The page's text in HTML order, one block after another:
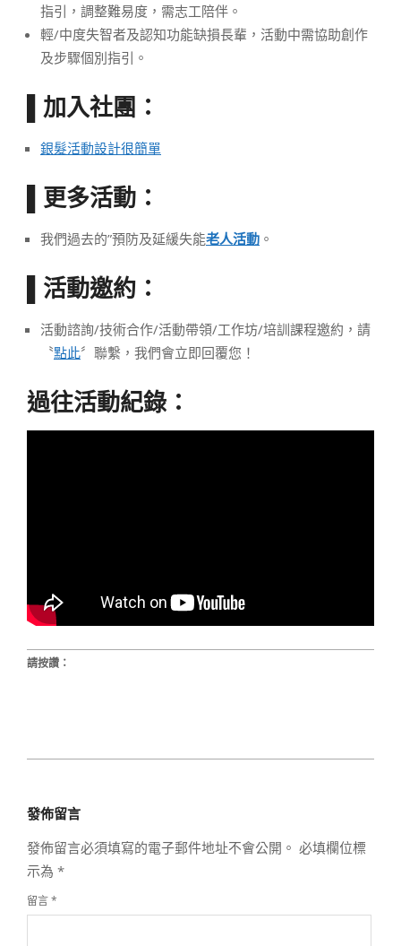
指引，調整難易度，需志工陪伴。
輕/中度失智者及認知功能缺損長輩，活動中需協助創作
及步驟個別指引。
加入社團：
銀髮活動設計很簡單
更多活動：
我們過去的”預防及延緩失能老人活動 。
活動邀約：
活動諮詢/技術合作/活動帶領/工作坊/培訓課程邀約，請
〝點此〞聯繫，我們會立即回覆您！
過往活動紀錄：
請按讚：
15
發佈留言
發佈留言必須填寫的電子郵件地址不會公開。 必填欄位標
示為 *
留言*